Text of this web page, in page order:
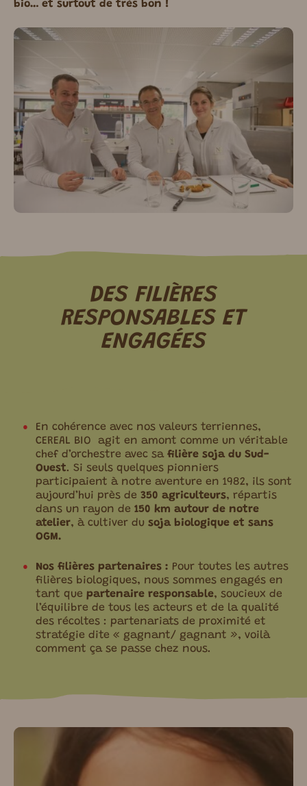
bio… et surtout de très bon !
DES FILIÈRES
RESPONSABLES ET
ENGAGÉES
En cohérence avec nos valeurs terriennes,
CEREAL BIO agit en amont comme un véritable
chef d’orchestre avec sa filière soja du Sud-
Ouest. Si seuls quelques pionniers
participaient à notre aventure en 1982, ils sont
aujourd’hui près de 350 agriculteurs, répartis
dans un rayon de 150 km autour de notre
atelier, à cultiver du soja biologique et sans
OGM.
Nos filières partenaires : Pour toutes les autres
filières biologiques, nous sommes engagés en
tant que partenaire responsable, soucieux de
lʼéquilibre de tous les acteurs et de la qualité
des récoltes : partenariats de proximité et
stratégie dite « gagnant/ gagnant », voilà
comment ça se passe chez nous.